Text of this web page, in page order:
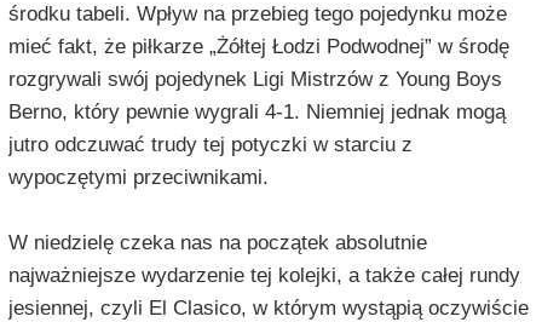
środku tabeli. Wpływ na przebieg tego pojedynku może
mieć fakt, że piłkarze „Żółtej Łodzi Podwodnej” w środę
rozgrywali swój pojedynek Ligi Mistrzów z Young Boys
Berno, który pewnie wygrali 4-1. Niemniej jednak mogą
jutro odczuwać trudy tej potyczki w starciu z
wypoczętymi przeciwnikami.
W niedzielę czeka nas na początek absolutnie
najważniejsze wydarzenie tej kolejki, a także całej rundy
jesiennej, czyli El Clasico, w którym wystąpią oczywiście